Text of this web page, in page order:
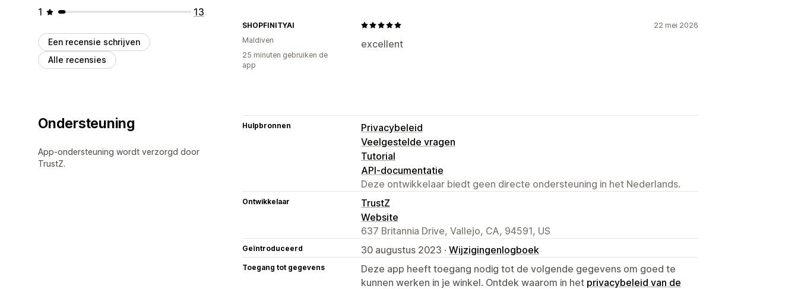
1
13
Een recensie schrijven
Alle recensies
22 mei 2026
excellent
SHOPFINITYAI
Maldiven
25 minuten gebruiken de
app
Ondersteuning
App-ondersteuning wordt verzorgd door
TrustZ.
Hulpbronnen
Privacybeleid
Veelgestelde vragen
Tutorial
API-documentatie
Deze ontwikkelaar biedt geen directe ondersteuning in het Nederlands.
Ontwikkelaar
TrustZ
Website
637 Britannia Drive, Vallejo, CA, 94591, US
Geïntroduceerd 30 augustus 2023 · Wijzigingenlogboek
Toegang tot gegevens
Deze app heeft toegang nodig tot de volgende gegevens om goed te
kunnen werken in je winkel. Ontdek waarom in het privacybeleid van de